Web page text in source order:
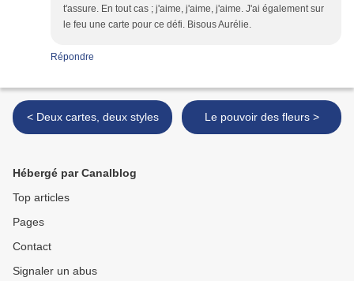
t'assure. En tout cas ; j'aime, j'aime, j'aime. J'ai également sur
le feu une carte pour ce défi. Bisous Aurélie.
Répondre
< Deux cartes, deux styles Le pouvoir des fleurs >
Hébergé par Canalblog
Top articles
Pages
Contact
Signaler un abus